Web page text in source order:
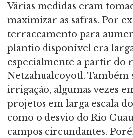
Várias medidas eram
maximizar as safras. Por
terraceamento para
plantio disponível era
especialmente a partir do
Netzahualcoyotl. Também
irrigação, algumas vezes
projetos em larga escala do
como o desvio do Rio
campos circundantes.